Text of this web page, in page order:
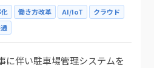
働き方改革 AI/IoT
クラウド
に伴い駐車場管理システムを